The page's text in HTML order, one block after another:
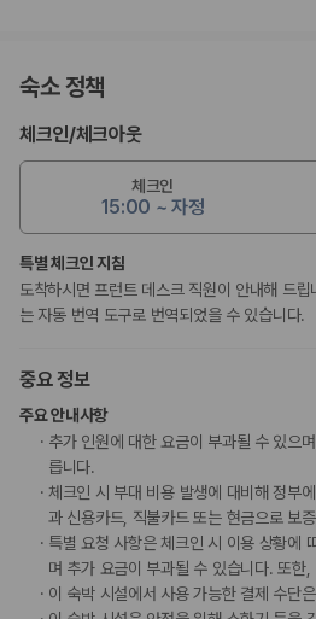
숙소 정책
체크인/체크아웃
체크인
15:00 ~ 자정
특별 체크인 지침
도착하시면 프런트 데스크 직원이 안내해 드
는 자동 번역 도구로 번역되었을 수 있습니다.
중요 정보
주요 안내사항
추가 인원에 대한 요금이 부과될 수 있으
릅니다.
체크인 시 부대 비용 발생에 대비해 정부
과 신용카드, 직불카드 또는 현금으로 보
특별 요청 사항은 체크인 시 이용 상황에
며 추가 요금이 부과될 수 있습니다. 또한
이 숙박 시설에서 사용 가능한 결제 수단